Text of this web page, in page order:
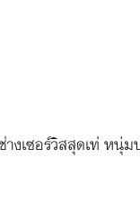
ซอร์วิสสุดเท่ หนุ่ม